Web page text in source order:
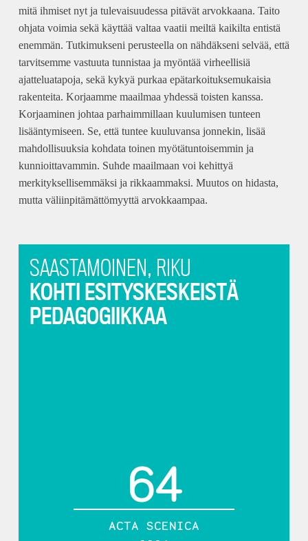
mitä ihmiset nyt ja tulevaisuudessa pitävät arvokkaana. Taito
ohjata voimia sekä käyttää valtaa vaatii meiltä kaikilta entistä
enemmän. Tutkimukseni perusteella on nähdäkseni selvää, että
tarvitsemme vastuuta tunnistaa ja myöntää virheellisiä
ajatteluatapoja, sekä kykyä purkaa epätarkoituksemukaisia
rakenteita. Korjaamme maailmaa yhdessä toisten kanssa.
Korjaaminen johtaa parhaimmillaan kuulumisen tunteen
lisääntymiseen. Se, että tuntee kuuluvansa jonnekin, lisää
mahdollisuuksia kohdata toinen myötätuntoisemmin ja
kunnioittavammin. Suhde maailmaan voi kehittyä
merkityksellisemmäksi ja rikkaammaksi. Muutos on hidasta,
mutta väliinpitämättömyyttä arvokkaampaa.
SAASTAMOINEN, RIKU
KOHTI ESITYSKESKEISTÄ
PEDAGOGIIKKAA
64
ACTA SCENICA